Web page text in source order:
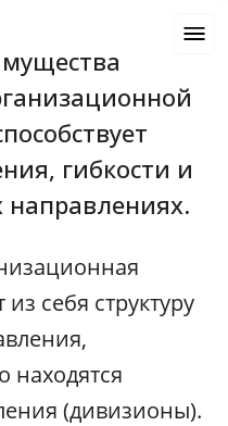
гибкости и
направлениях.
из себя структуру
находятся
(дивизионы).